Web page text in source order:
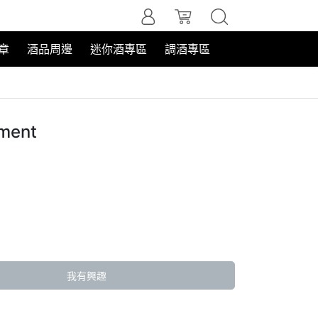
酒品周邊 迷你酒專區 調酒專區
我有興趣